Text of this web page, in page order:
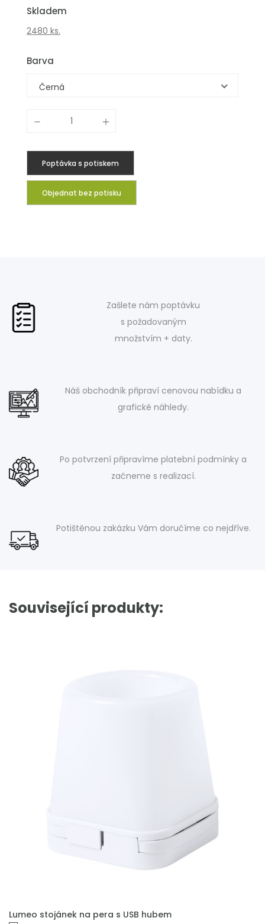
Skladem
2480 ks.
Barva
Černá
Poptávka s potiskem
Objednat bez potisku
Zašlete nám poptávku
s požadovaným
množstvím + daty.
Náš obchodník připraví cenovou nabídku a
grafické náhledy.
Po potvrzení připravíme platební podmínky a
začneme s realizací.
Potištěnou zakázku Vám doručíme co nejdříve.
Související produkty:
PŘIDAT DO POPTÁVKY
Lumeo stojánek na pera s USB hubem